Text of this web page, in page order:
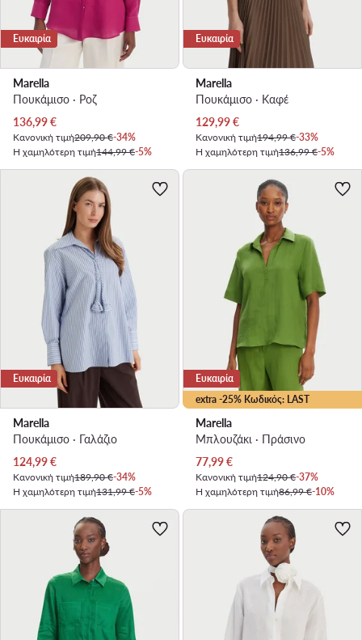
Ευκαιρία
Marella
Πουκάμισο · Ροζ
Τρέχουσα τιμή
136,99€
Κανονική τιμή209,90 €-34%
Η χαμηλότερη τιμή144,99 €-5%
Ευκαιρία
Marella
Πουκάμισο · Καφέ
Τρέχουσα τιμή
129,99€
Κανονική τιμή194,99 €-33%
Η χαμηλότερη τιμή136,99 €-5%
Ευκαιρία
Marella
Πουκάμισο · Γαλάζιο
Τρέχουσα τιμή
124,99€
Κανονική τιμή189,90 €-34%
Η χαμηλότερη τιμή131,99 €-5%
extra -25% Κωδικός: LAST
Ευκαιρία
Marella
Μπλουζάκι · Πράσινο
Τρέχουσα τιμή
77,99€
Κανονική τιμή124,90 €-37%
Η χαμηλότερη τιμή86,99 €-10%